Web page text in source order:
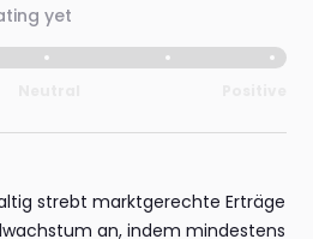
yet
strebt marktgerechte Erträge
an, indem mindestens